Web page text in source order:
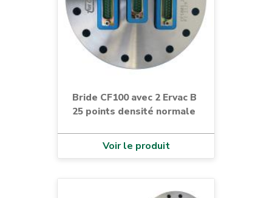
Bride CF100 avec 2 Ervac B
25 points densité normale
Voir le produit